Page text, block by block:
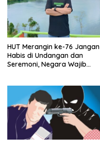
HUT Merangin ke-76 Jangan
Habis di Undangan dan
Seremoni, Negara Wajib